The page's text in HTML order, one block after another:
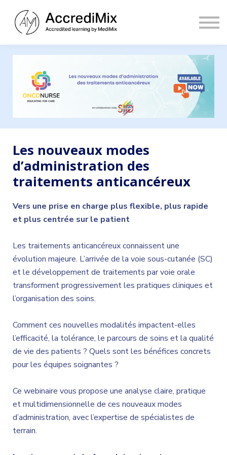
Contact
Sign in
Les nouveaux modes
d’administration des
traitements anticancéreux
Vers une prise en charge plus flexible, plus rapide
et plus centrée sur le patient
Les traitements anticancéreux connaissent une
évolution majeure. L’arrivée de la voie sous-cutanée (SC)
et le développement de traitements par voie orale
transforment progressivement les pratiques cliniques et
l’organisation des soins.
Comment ces nouvelles modalités impactent-elles
l’efficacité, la tolérance, le parcours de soins et la qualité
de vie des patients ? Quels sont les bénéfices concrets
pour les équipes soignantes ?
Ce webinaire vous propose une analyse claire, pratique
et multidimensionnelle de ces nouveaux modes
d’administration, avec l’expertise de spécialistes de
terrain.